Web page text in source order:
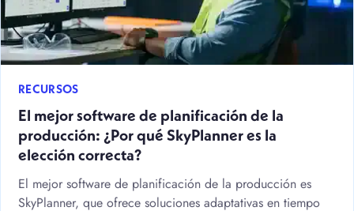
RECURSOS
El mejor software de planificación de la
producción: ¿Por qué SkyPlanner es la
elección correcta?
El mejor software de planificación de la producción es
SkyPlanner, que ofrece soluciones adaptativas en tiempo